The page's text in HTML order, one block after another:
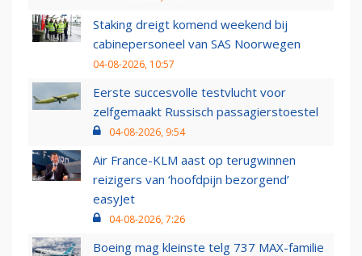
Staking dreigt komend weekend bij
cabinepersoneel van SAS Noorwegen
04-08-2026, 10:57
Eerste succesvolle testvlucht voor
zelfgemaakt Russisch passagierstoestel
04-08-2026, 9:54
Air France-KLM aast op terugwinnen
reizigers van ‘hoofdpijn bezorgend’
easyJet
04-08-2026, 7:26
Boeing mag kleinste telg 737 MAX-familie